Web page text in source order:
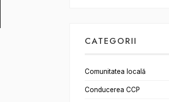
CATEGORII
Comunitatea locală
Conducerea CCP